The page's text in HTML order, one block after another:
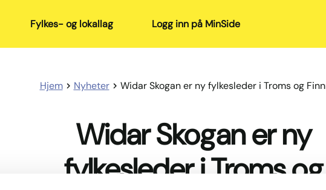
Fylkes- og lokallag Logg inn på MinSide
Hjem Nyheter Widar Skogan er ny fylkesleder i Troms og
Widar Skogan er ny
fylkesleder i Troms og